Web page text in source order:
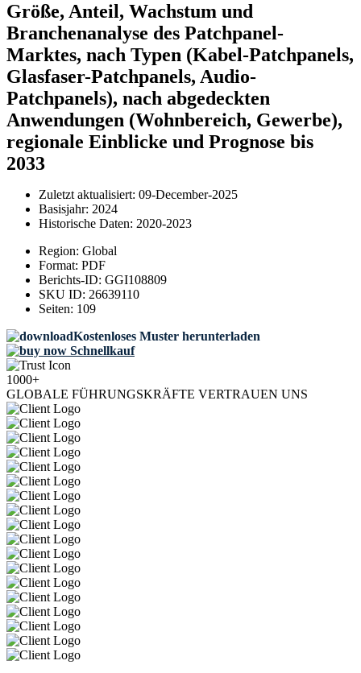
Größe, Anteil, Wachstum und
Branchenanalyse des Patchpanel-
Marktes, nach Typen (Kabel-Patchpanels,
Glasfaser-Patchpanels, Audio-
Patchpanels), nach abgedeckten
Anwendungen (Wohnbereich, Gewerbe),
regionale Einblicke und Prognose bis
2033
Zuletzt aktualisiert: 09-December-2025
Basisjahr: 2024
Historische Daten: 2020-2023
Region: Global
Format: PDF
Berichts-ID: GGI108809
SKU ID: 26639110
Seiten: 109
Kostenloses Muster herunterladen
Schnellkauf
1000+
GLOBALE FÜHRUNGSKRÄFTE VERTRAUEN UNS